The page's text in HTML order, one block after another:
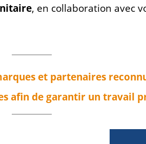
, en collaboration avec
et partenaires
afin de garantir un travail